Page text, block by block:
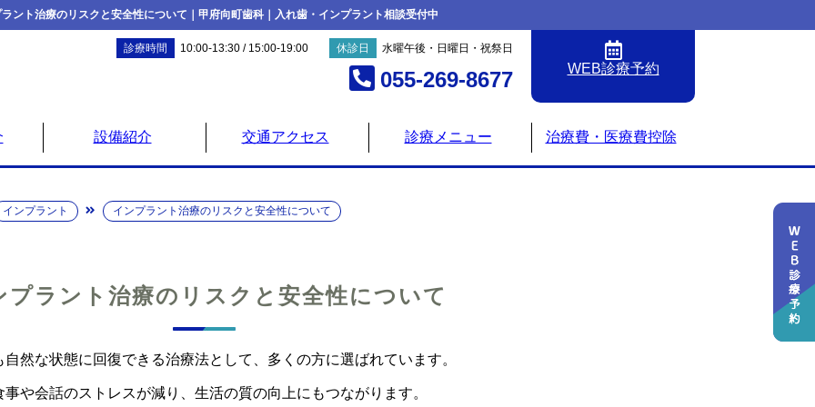
ント治療のリスクと安全性について｜甲府向町歯科｜入れ歯・インプラント相談受付中
WEB診療予約
診療時間 10:00-13:30 / 15:00-19:00 休診日 水曜午後・日曜日・祝祭日
055-269-8677
設備紹介 交通アクセス 診療メニュー 治療費・医療費控除
インプラント インプラント治療のリスクと安全性について
プラント治療のリスクと安全性について
然な状態に回復できる治療法として、多くの方に選ばれています。
や会話のストレスが減り、生活の質の向上にもつながります。